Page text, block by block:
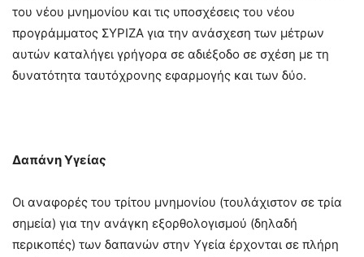
του νέου μνημονίου και τις υποσχέσεις του νέου
προγράμματος ΣΥΡΙΖΑ για την ανάσχεση των μέτρων
αυτών καταλήγει γρήγορα σε αδιέξοδο σε σχέση με τη
δυνατότητα ταυτόχρονης εφαρμογής και των δύο.
Δαπάνη Υγείας
Οι αναφορές του τρίτου μνημονίου (τουλάχιστον σε τρία
σημεία) για την ανάγκη εξορθολογισμού (δηλαδή
περικοπές) των δαπανών στην Υγεία έρχονται σε πλήρη